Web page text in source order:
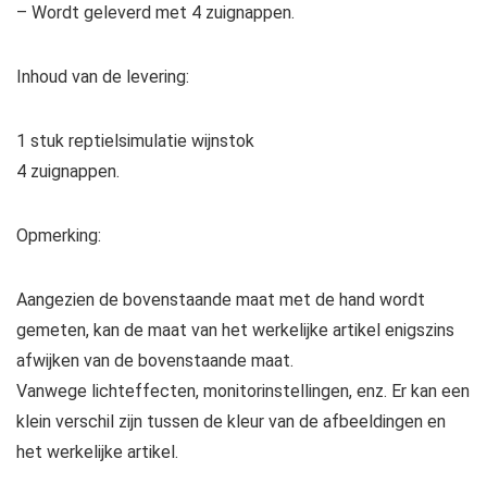
– Wordt geleverd met 4 zuignappen.
Inhoud van de levering:
1 stuk reptielsimulatie wijnstok
4 zuignappen.
Opmerking:
Aangezien de bovenstaande maat met de hand wordt
gemeten, kan de maat van het werkelijke artikel enigszins
afwijken van de bovenstaande maat.
Vanwege lichteffecten, monitorinstellingen, enz. Er kan een
klein verschil zijn tussen de kleur van de afbeeldingen en
het werkelijke artikel.